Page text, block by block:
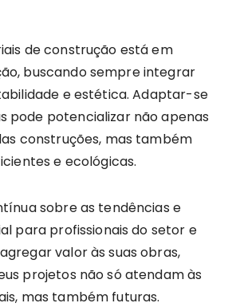
de construção está em
buscando sempre integrar
e estética. Adaptar-se
pode potencializar não apenas
construções, mas também
e ecológicas.
sobre as tendências e
para profissionais do setor e
valor às suas obras,
projetos não só atendam às
mas também futuras.